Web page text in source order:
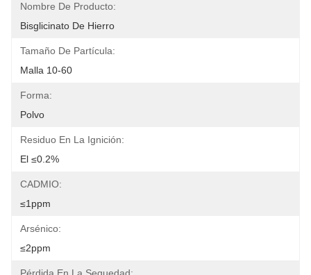
Nombre De Producto:
Bisglicinato De Hierro
Tamaño De Partícula:
Malla 10-60
Forma:
Polvo
Residuo En La Ignición:
El ≤0.2%
CADMIO:
≤1ppm
Arsénico:
≤2ppm